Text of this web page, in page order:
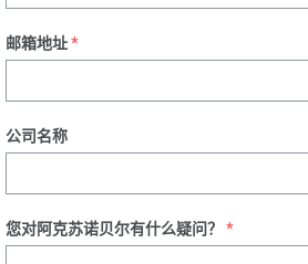
邮箱地址*
公司名称
您对阿克苏诺贝尔有什么疑问？ *